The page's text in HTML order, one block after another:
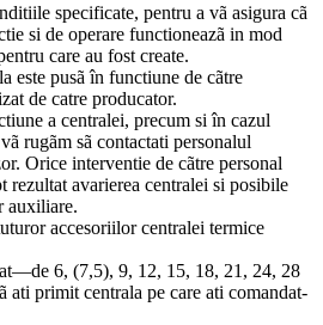
specificate, pentru a vã asigura cã
si de operare functioneazã in mod
care au fost create.
este pusã în functiune de cãtre
de catre producator.
a centralei, precum si în cazul
rugãm sã contactati personalul
Orice interventie de cãtre personal
rezultat avarierea centralei si posibile
auxiliare.
accesoriilor centralei termice
6, (7,5), 9, 12, 15, 18, 21, 24, 28
primit centrala pe care ati comandat-